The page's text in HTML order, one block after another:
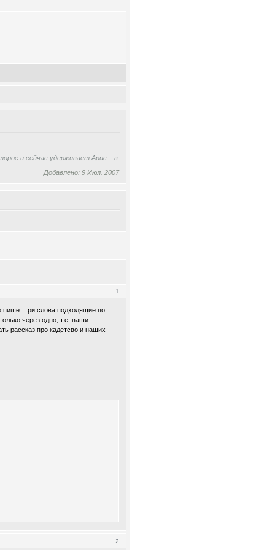
и сейчас удерживает Арис... в
Добавлено: 9 Июл. 2007
1
пишет три слова подходящие по
через одно, т.е. ваши
рассказ про кадетсво и наших
2